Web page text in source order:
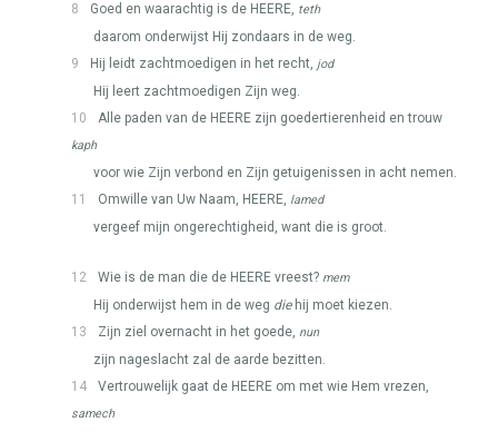
8 Goed en waarachtig is de HEERE, teth
daarom onderwijst Hij zondaars in de weg.
9
Hij leidt zachtmoedigen in het recht, jod
Hij leert zachtmoedigen Zijn weg.
10
Alle paden van de HEERE zijn goedertierenheid en trouw
kaph
voor wie Zijn verbond en Zijn getuigenissen in acht nemen.
11
Omwille van Uw Naam, HEERE, lamed
vergeef mijn ongerechtigheid, want die is groot.
12 Wie is de man die de HEERE vreest? mem
Hij onderwijst hem in de weg diehij moet kiezen.
13
Zijn ziel overnacht in het goede, nun
zijn nageslacht zal de aarde bezitten.
14
Vertrouwelijk gaat de HEERE om met wie Hem vrezen,
samech